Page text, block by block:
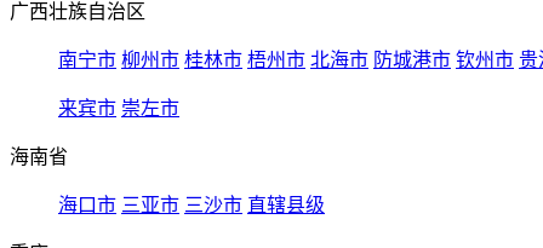
广西壮族自治区
南宁市 柳州市 桂林市 梧州市 北海市 防城港市 钦州市 贵
来宾市 崇左市
海南省
海口市 三亚市 三沙市 直辖县级